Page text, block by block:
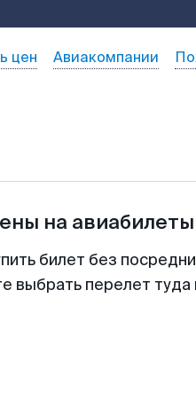
цен Авиакомпании
на авиабилеты
билет без
выбрать перелет туда